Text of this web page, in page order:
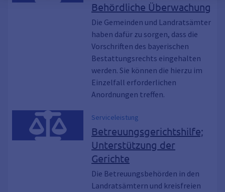
Behördliche Überwachung
Die Gemeinden und Landratsämter
haben dafür zu sorgen, dass die
Vorschriften des bayerischen
Bestattungsrechts eingehalten
werden. Sie können die hierzu im
Einzelfall erforderlichen
Anordnungen treffen.
Serviceleistung
Betreuungsgerichtshilfe;
Unterstützung der
Gerichte
Die Betreuungsbehörden in den
Landratsämtern und kreisfreien